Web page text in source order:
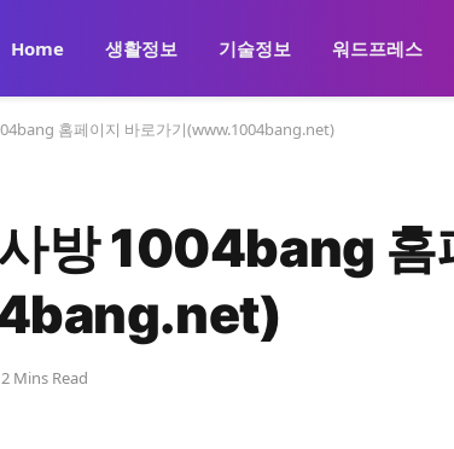
Home 생활정보 기술정보 워드프레스
홈페이지 바로가기(www.1004bang.net)
방 1004bang 홈
2 Mins Read